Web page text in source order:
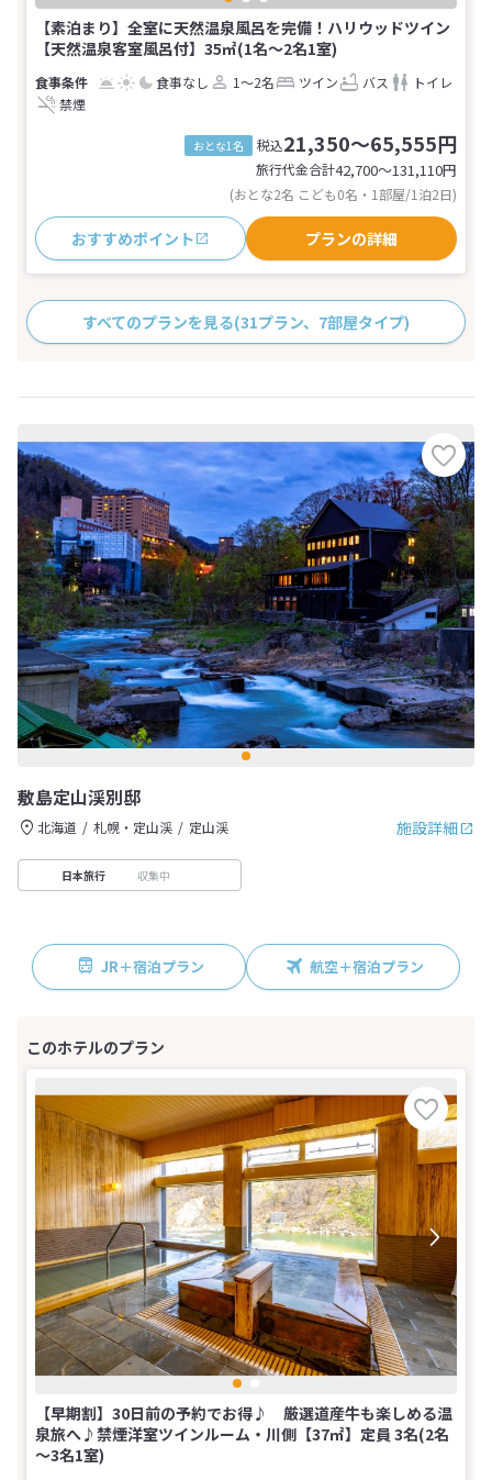
【素泊まり】全室に天然温泉風呂を完備！ハリウッドツイン
【天然温泉客室風呂付】35㎡(1名～2名1室)
食事なし 1～2名 ツイン バス
トイレ
禁煙
おとな1名 税込21,350～65,555円
旅行代金合計42,700〜131,110円
(おとな2名 こども0名・1部屋/1泊2日)
おすすめポイント プランの詳細
すべてのプランを見る(31プラン、7部屋タイプ)
敷島定山渓別邸
施設詳細
北海道 札幌・定山渓 定山渓
日本旅行 収集中
JR＋宿泊プラン 航空＋宿泊プラン
【早期割】30日前の予約でお得♪ 厳選道産牛も楽しめる温
泉旅へ♪禁煙洋室ツインルーム・川側【37㎡】定員 3名(2名
～3名1室)